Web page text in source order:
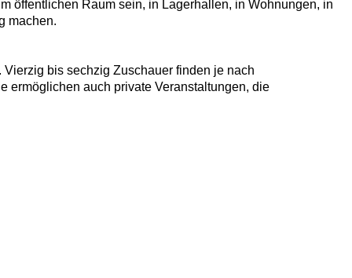
öffentlichen Raum sein, in Lagerhallen, in Wohnungen, in
machen.
bis sechzig Zuschauer finden je nach
ermöglichen auch private Veranstaltungen, die